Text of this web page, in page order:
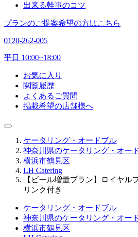
出来る幹事のコツ
プランのご提案希望の方はこちら
0120-262-005
平日 10:00~18:00
お気に入り
閲覧履歴
よくあるご質問
掲載希望の店舗様へ
ケータリング・オードブル
神奈川県のケータリング・オー
横浜市鶴見区
LH Catering
【ビール増量プラン】ロイヤル
リンク付き
ケータリング・オードブル
神奈川県のケータリング・オー
横浜市鶴見区